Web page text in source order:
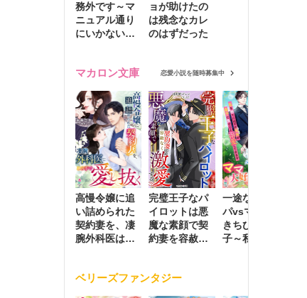
務外です～マ
ニュアル通り
にいかない彼
ョが助けたの
は残念なカレ
のはずだった
マカロン文庫 恋愛小説を随時募集中
高慢令嬢に追
い詰められた
契約妻を、凄
腕外科医はこ
完璧王子なパ
イロットは悪
魔な素顔で契
約妻を容赦な
一途な社長パ
パvsママ大好
きちびっこ息
子～私を捨て
ベリーズファンタジー